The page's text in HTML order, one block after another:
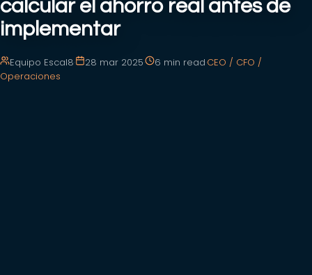
calcular el ahorro real antes de
implementar
Equipo Escal8· 28 mar 2025· 6 min read·CEO / CFO /
Operaciones